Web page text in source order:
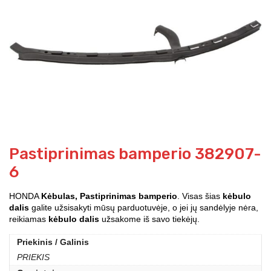
Pastiprinimas bamperio 382907-
6
HONDA Kėbulas, Pastiprinimas bamperio . Visas šias kėbulo
dalis galite užsisakyti mūsų parduotuvėje, o jei jų sandėlyje nėra,
reikiamas kėbulo dalis užsakome iš savo tiekėjų.
Priekinis / Galinis
PRIEKIS